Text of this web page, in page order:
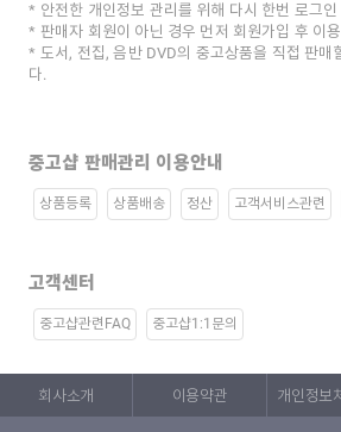
안전한 개인정보 관리를 위해 다시 한번 로그
판매자 회원이 아닌 경우 먼저 회원가입 후 이
도서, 전집, 음반 DVD의 중고상품을 직접 판매
다.
중고샵 판매관리 이용안내
상품등록 상품배송 정산 고객서비스관련
고객센터
중고샵관련FAQ 중고샵1:1문의
회사소개 이용약관 개인정보